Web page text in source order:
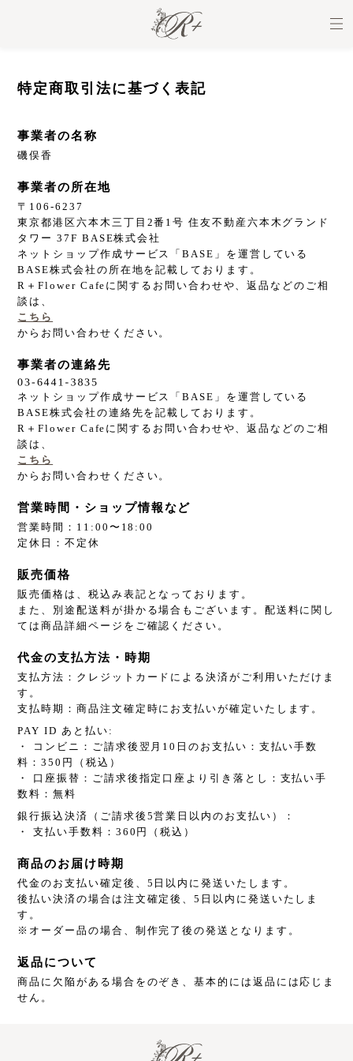
特定商取引法に基づく表記
事業者の名称
磯俣香
事業者の所在地
〒106-6237
東京都港区六本木三丁目2番1号 住友不動産六本木グランド
タワー 37F BASE株式会社
ネットショップ作成サービス「BASE」を運営している
BASE株式会社の所在地を記載しております。
R＋Flower Cafeに関するお問い合わせや、返品などのご相
談は、
こちら
からお問い合わせください。
事業者の連絡先
ネットショップ作成サービス「BASE」を運営している
BASE株式会社の連絡先を記載しております。
R＋Flower Cafeに関するお問い合わせや、返品などのご相
談は、
こちら
からお問い合わせください。
営業時間・ショップ情報など
営業時間：11:00〜18:00
定休日：不定休
販売価格
販売価格は、税込み表記となっております。
また、別途配送料が掛かる場合もございます。配送料に関し
ては商品詳細ページをご確認ください。
代金の支払方法・時期
支払方法：クレジットカードによる決済がご利用いただけま
す。
支払時期：商品注文確定時にお支払いが確定いたします。
PAY ID あと払い:
・ コンビニ：ご請求後翌月10日のお支払い：支払い手数
料：350円（税込）
・ 口座振替：ご請求後指定口座より引き落とし：支払い手
数料：無料
銀行振込決済（ご請求後5営業日以内のお支払い）：
・ 支払い手数料：360円（税込）
商品のお届け時期
代金のお支払い確定後、5日以内に発送いたします。
後払い決済の場合は注文確定後、5日以内に発送いたしま
す。
※オーダー品の場合、制作完了後の発送となります。
返品について
商品に欠陥がある場合をのぞき、基本的には返品には応じま
せん。